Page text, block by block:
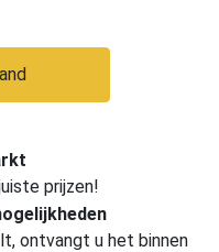
prijzen!
ontvangt u het binnen